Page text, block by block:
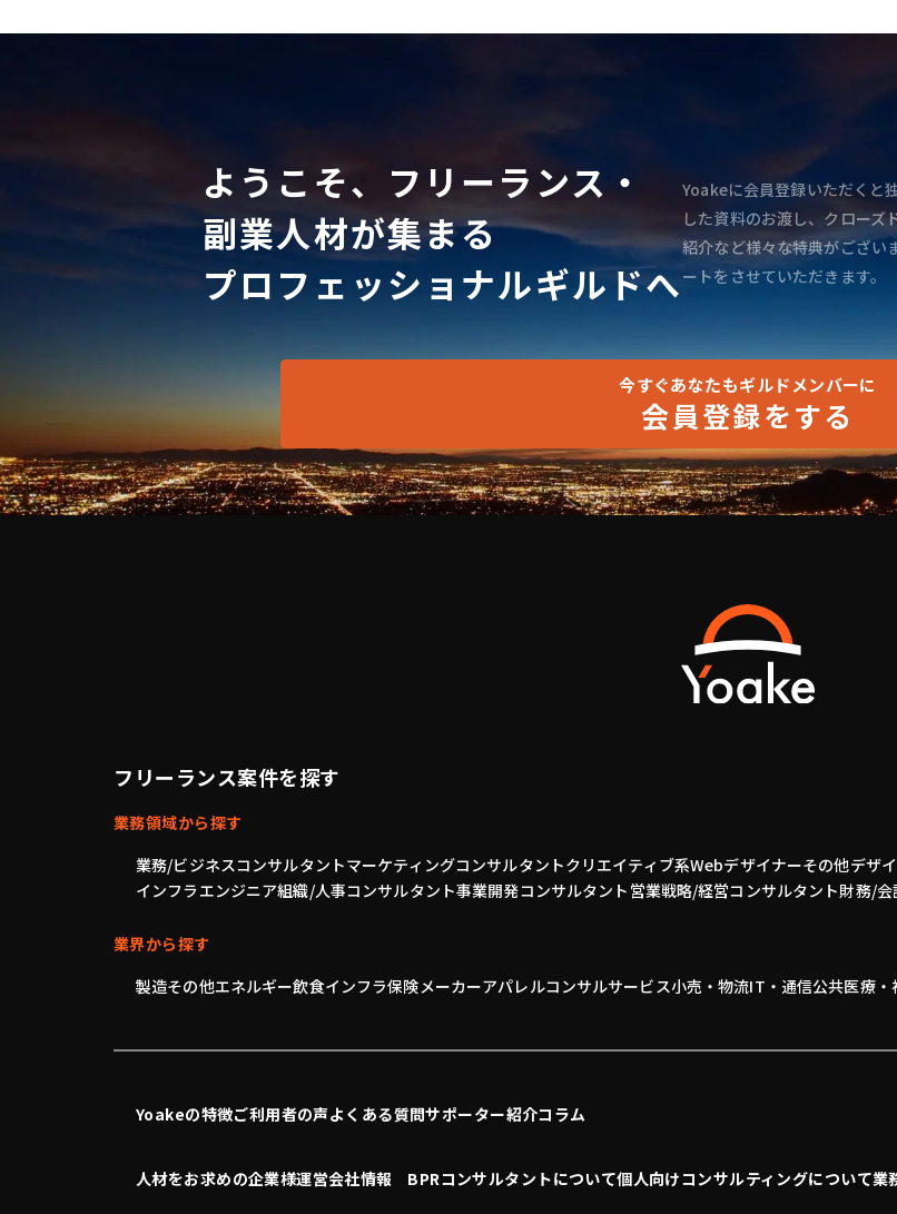
ようこそ、フリーランス・
副業人材が集まる
プロフェッショナルギルドへ
Yoakeに会員登録いただくと
した資料のお渡し、クローズ
紹介など様々な特典がござい
ートをさせていただきます。
今すぐあなたもギルドメンバーに
会員登録をする
フリーランス案件を探す
業務領域から探す
業務/ビジネスコンサルタントマーケティングコンサルタントクリエイティブ系Webデザイナーその他デザ
インフラエンジニア組織/人事コンサルタント事業開発コンサルタント 営業戦略/経営コンサルタント財務/会
業界から探す
製造その他エネルギー飲食インフラ保険メーカーアパレルコンサルサービス小売・物流IT・通信公共医療・
Yoakeの特徴ご利用者の声よくある質問サポーター紹介コラム
人材をお求めの企業様運営会社情報 BPRコンサルタントについて個人向けコンサルティングについて業